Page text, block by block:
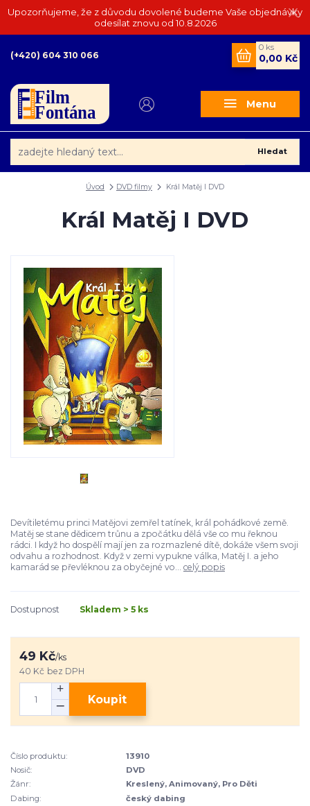
Upozorňujeme, že z důvodu dovolené budeme Vaše objednávky
odesílat znovu od 10.8.2026
Menu
Hledat
(+420) 604 310 066
0 ks
0,00 Kč
Úvod DVD filmy Král Matěj I DVD
Král Matěj I DVD
Devítiletému princi Matějovi zemřel tatínek, král pohádkové země.
Matěj se stane dědicem trůnu a zpočátku dělá vše co mu řeknou
rádci. I když ho dospělí mají jen za rozmazlené dítě, dokáže všem svoji
odvahu a rozhodnost. Když v zemi vypukne válka, Matěj I. a jeho
kamarád se převléknou za obyčejné vo... celý popis
Dostupnost Skladem > 5 ks
49 Kč/ks
40 Kč bez DPH
Koupit
Číslo produktu:
13910
Nosič:
DVD
Žánr:
Kreslený, Animovaný, Pro Děti
Dabing:
český dabing